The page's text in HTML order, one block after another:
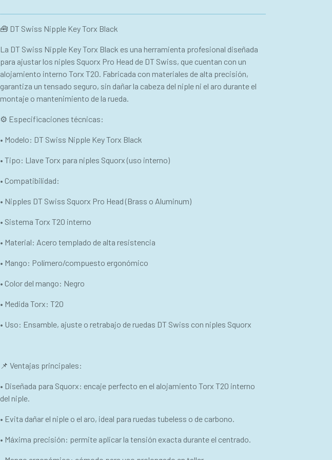
🧰 DT Swiss Nipple Key Torx Black
La DT Swiss Nipple Key Torx Black es una herramienta profesional diseñada
para ajustar los niples Squorx Pro Head de DT Swiss, que cuentan con un
alojamiento interno Torx T20. Fabricada con materiales de alta precisión,
garantiza un tensado seguro, sin dañar la cabeza del niple ni el aro durante el
montaje o mantenimiento de la rueda.
⚙ Especificaciones técnicas:
• Modelo: DT Swiss Nipple Key Torx Black
• Tipo: Llave Torx para niples Squorx (uso interno)
• Compatibilidad:
• Nipples DT Swiss Squorx Pro Head (Brass o Aluminum)
• Sistema Torx T20 interno
• Material: Acero templado de alta resistencia
• Mango: Polímero/compuesto ergonómico
• Color del mango: Negro
• Medida Torx: T20
• Uso: Ensamble, ajuste o retrabajo de ruedas DT Swiss con niples Squorx
📌 Ventajas principales:
• Diseñada para Squorx: encaje perfecto en el alojamiento Torx T20 interno
del niple.
• Evita dañar el niple o el aro, ideal para ruedas tubeless o de carbono.
• Máxima precisión: permite aplicar la tensión exacta durante el centrado.